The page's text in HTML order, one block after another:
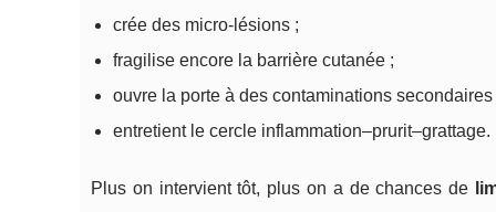
crée des micro-lésions ;
fragilise encore la barrière cutanée ;
ouvre la porte à des contaminations
entretient le cercle inflammation–prurit–grattage.
Plus on intervient tôt, plus on a de chances de